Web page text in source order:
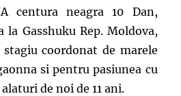
centura neagra 10 Dan,
la Gasshuku Rep. Moldova,
coordonat de marele
si pentru pasiunea cu
de noi de 11 ani.